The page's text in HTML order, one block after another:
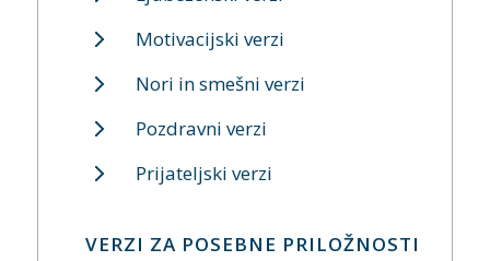
Motivacijski verzi
Nori in smešni verzi
Pozdravni verzi
Prijateljski verzi
VERZI ZA POSEBNE PRILOŽNOSTI